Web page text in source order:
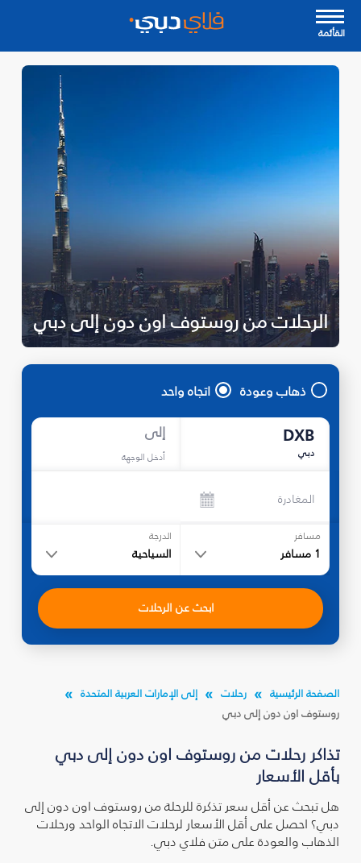
القأئمة
الرحلات من روستوف اون دون إلى دبي
ذهاب وعودة اتجاه واحد
DXB
دبي
إلى
أدخل الوجهة
المغادرة
مسافر
1 مسافر
الدرجة
السياحية
ابحث عن الرحلات
الصفحة الرئيسية رحلات
إلى الإمارات العربية المتحدة
روستوف اون دون إلى دبي
تذاكر رحلات من روستوف اون دون إلى دبي
بأقل الأسعار
هل تبحث عن أقل سعر تذكرة للرحلة من روستوف اون دون إلى
دبي؟ احصل على أقل الأسعار لرحلات الاتجاه الواحد ورحلات
الذهاب والعودة على متن فلاي دبي.